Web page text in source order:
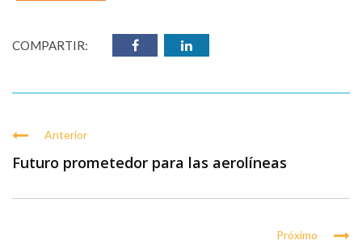
COMPARTIR:
Anterior
Futuro prometedor para las aerolíneas
Próximo